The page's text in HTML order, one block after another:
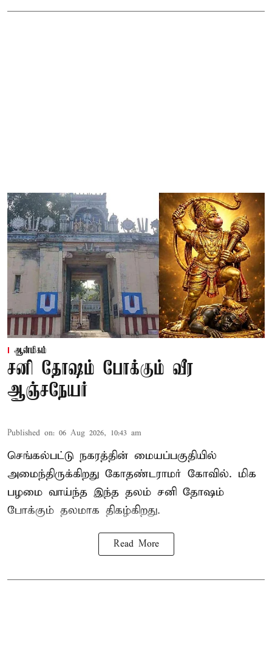
ஆன்மிகம்
சனி தோஷம் போக்கும் வீர
ஆஞ்சநேயர்
Published on: 06 Aug 2026, 10:43 am
செங்கல்பட்டு நகரத்தின் மையப்பகுதியில்
அமைந்திருக்கிறது கோதண்டராமர் கோவில். மிக
பழமை வாய்ந்த இந்த தலம் சனி தோஷம்
போக்கும் தலமாக திகழ்கிறது.
Read More